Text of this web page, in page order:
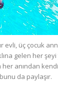
evli, üç çocuk
gelen her
her anından
da paylaşır.